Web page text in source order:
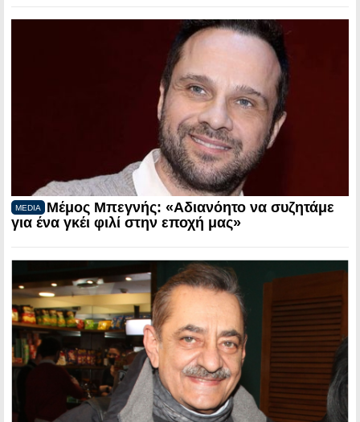
MEDIA
Μέμος Μπεγνής: «Αδιανόητο να συζητάμε
για ένα γκέι φιλί στην εποχή μας»